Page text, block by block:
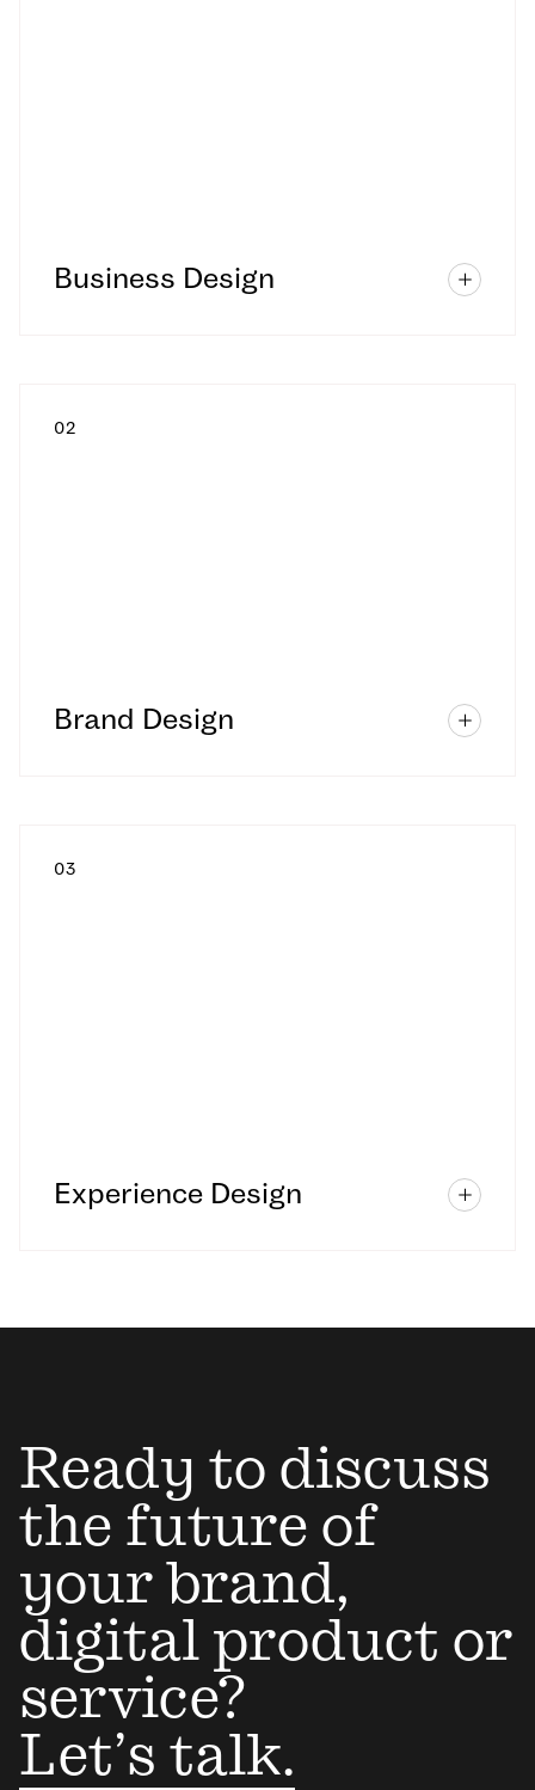
Business Design
02
Brand Design
03
Experience Design
Ready to discuss
the future of
your brand,
digital product or
service?
Let’s talk.